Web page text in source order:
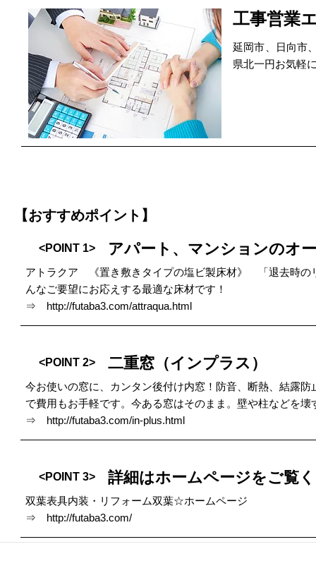
工事営業
延岡市、日向市
県北一円お気軽
【おすすめポイント】
<POINT 1> アパート、マンションのオ
アトラクア 《置き敷きタイプの塩ビ製床材》 「退去時の
んなご要望にお応えする最適な床材です！
⇒ http://futaba3.com/attraqua.html
<POINT 2> 二重窓（インプラス）
今お使いの窓に、カンタン後付け内窓！防音、断熱、結露
で費用もお手軽です。今ある窓はそのまま。壁や柱などを
⇒ http://futaba3.com/in-plus.html
<POINT 3> 詳細はホームページをご覧
双葉表具内装・リフォーム双葉☆ホームページ
⇒ http://futaba3.com/